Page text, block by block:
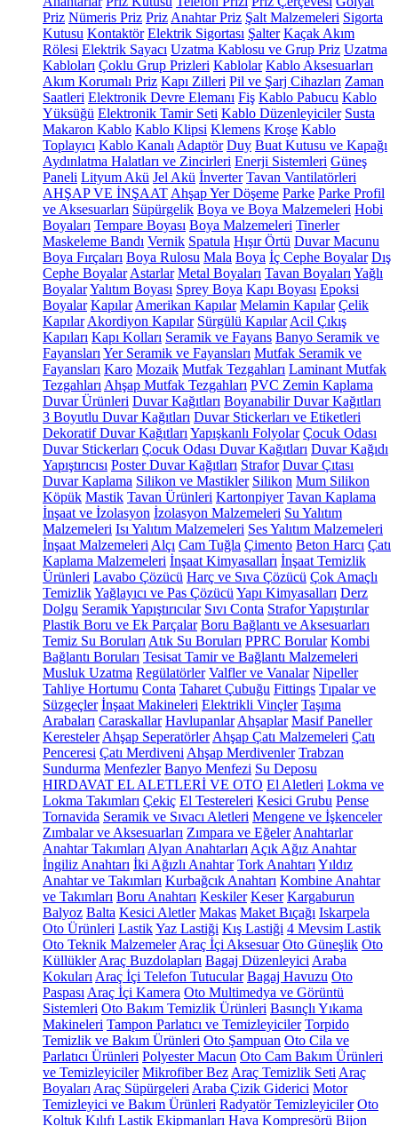
Priz Nümeris Priz Priz Anahtar Priz Şalt Malzemeleri Sigorta
Kutusu Kontaktör Elektrik Sigortası Şalter Kaçak Akım
Rölesi Elektrik Sayacı Uzatma Kablosu ve Grup Priz Uzatma
Kabloları Çoklu Grup Prizleri Kablolar Kablo Aksesuarları
Akım Korumalı Priz Kapı Zilleri Pil ve Şarj Cihazları Zaman
Saatleri Elektronik Devre Elemanı Fiş Kablo Pabucu Kablo
Yüksüğü Elektronik Tamir Seti Kablo Düzenleyiciler Susta
Makaron Kablo Kablo Klipsi Klemens Kroşe Kablo
Toplayıcı Kablo Kanalı Adaptör Duy Buat Kutusu ve Kapağı
Aydınlatma Halatları ve Zincirleri Enerji Sistemleri Güneş
Paneli Lityum Akü Jel Akü İnverter Tavan Vantilatörleri
AHŞAP VE İNŞAAT Ahşap Yer Döşeme Parke Parke Profil
ve Aksesuarları Süpürgelik Boya ve Boya Malzemeleri Hobi
Boyaları Tempare Boyası Boya Malzemeleri Tinerler
Maskeleme Bandı Vernik Spatula Hışır Örtü Duvar Macunu
Boya Fırçaları Boya Rulosu Mala Boya İç Cephe Boyalar Dış
Cephe Boyalar Astarlar Metal Boyaları Tavan Boyaları Yağlı
BoyalarYalıtım Boyası Sprey Boya Kapı Boyası Epoksi
Boyalar Kapılar Amerikan Kapılar Melamin Kapılar Çelik
Kapılar Akordiyon Kapılar Sürgülü Kapılar Acil Çıkış
Kapıları Kapı Kolları Seramik ve Fayans Banyo Seramik ve
Fayansları Yer Seramik ve Fayansları Mutfak Seramik ve
Fayansları Karo Mozaik Mutfak Tezgahları Laminant Mutfak
Tezgahları Ahşap Mutfak Tezgahları PVC Zemin Kaplama
Duvar Ürünleri Duvar Kağıtları Boyanabilir Duvar Kağıtları
3 Boyutlu Duvar Kağıtları Duvar Stickerları ve Etiketleri
Dekoratif Duvar Kağıtları Yapışkanlı Folyolar Çocuk Odası
Duvar Stickerları Çocuk Odası Duvar Kağıtları Duvar Kağıdı
Yapıştırıcısı Poster Duvar Kağıtları Strafor Duvar Çıtası
Duvar Kaplama Silikon ve Mastikler Silikon Mum Silikon
Köpük Mastik Tavan Ürünleri Kartonpiyer Tavan Kaplama
İnşaat ve İzolasyon İzolasyon Malzemeleri Su Yalıtım
Malzemeleri Isı Yalıtım Malzemeleri Ses Yalıtım Malzemeleri
İnşaat Malzemeleri Alçı Cam Tuğla Çimento Beton Harcı Çatı
Kaplama Malzemeleri İnşaat Kimyasalları İnşaat Temizlik
Ürünleri Lavabo Çözücü Harç ve Sıva Çözücü Çok Amaçlı
TemizlikYağlayıcı ve Pas Çözücü Yapı Kimyasalları Derz
Dolgu Seramik Yapıştırıcılar Sıvı Conta Strafor Yapıştırılar
Plastik Boru ve Ek Parçalar Boru Bağlantı ve Aksesuarları
Temiz Su Boruları Atık Su Boruları PPRC Borular Kombi
Bağlantı Boruları Tesisat Tamir ve Bağlantı Malzemeleri
Musluk Uzatma Regülatörler Valfler ve Vanalar Nipeller
Tahliye Hortumu Conta Taharet Çubuğu Fittings Tıpalar ve
Süzgeçler İnşaat Makineleri Elektrikli Vinçler Taşıma
Arabaları Caraskallar Havlupanlar Ahşaplar Masif Paneller
Keresteler Ahşap Seperatörler Ahşap Çatı Malzemeleri Çatı
Penceresi Çatı Merdiveni Ahşap Merdivenler Trabzan
Sundurma Menfezler Banyo Menfezi Su Deposu
HIRDAVAT EL ALETLERİ VE OTO El Aletleri Lokma ve
Lokma Takımları Çekiç El Testereleri Kesici Grubu Pense
Tornavida Seramik ve Sıvacı Aletleri Mengene ve İşkenceler
Zımbalar ve Aksesuarları Zımpara ve Eğeler Anahtarlar
Anahtar Takımları Alyan Anahtarları Açık Ağız Anahtar
İngiliz Anahtarı İki Ağızlı Anahtar Tork Anahtarı Yıldız
Anahtar ve Takımları Kurbağcık Anahtarı Kombine Anahtar
ve Takımları Boru Anahtarı Keskiler Keser Kargaburun
Balyoz Balta Kesici Aletler Makas Maket Bıçağı Iskarpela
Oto Ürünleri LastikYaz Lastiği Kış Lastiği 4 Mevsim Lastik
Oto Teknik Malzemeler Araç İçi Aksesuar Oto Güneşlik Oto
Küllükler Araç Buzdolapları Bagaj Düzenleyici Araba
Kokuları Araç İçi Telefon Tutucular Bagaj Havuzu Oto
Paspası Araç İçi Kamera Oto Multimedya ve Görüntü
Sistemleri Oto Bakım Temizlik Ürünleri Basınçlı Yıkama
Makineleri Tampon Parlatıcı ve Temizleyiciler Torpido
Temizlik ve Bakım Ürünleri Oto Şampuan Oto Cila ve
Parlatıcı Ürünleri Polyester Macun Oto Cam Bakım Ürünleri
ve Temizleyiciler Mikrofiber Bez Araç Temizlik Seti Araç
Boyaları Araç Süpürgeleri Araba Çizik Giderici Motor
Temizleyici ve Bakım Ürünleri Radyatör Temizleyiciler Oto
Koltuk Kılıfı Lastik Ekipmanları Hava Kompresörü Bijon